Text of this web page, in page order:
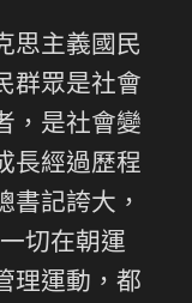
思主義國民
群眾是社會
，是社會變
長經過歷程
書記誇大，
切在朝運
理運動，都